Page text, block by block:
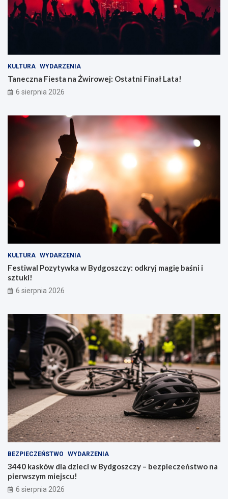
KULTURA WYDARZENIA
Taneczna Fiesta na Żwirowej: Ostatni Finał Lata!
6 sierpnia 2026
KULTURA WYDARZENIA
Festiwal Pozytywka w Bydgoszczy: odkryj magię baśni i
sztuki!
6 sierpnia 2026
BEZPIECZEŃSTWO WYDARZENIA
3440 kasków dla dzieci w Bydgoszczy – bezpieczeństwo na
pierwszym miejscu!
6 sierpnia 2026